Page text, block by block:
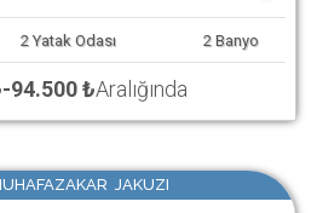
2 Yatak Odası 2 Banyo
-94.500 ₺Aralığında
JAKUZI